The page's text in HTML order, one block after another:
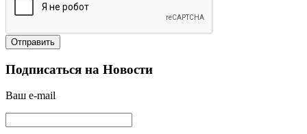
Подписаться на Новости
Ваш e-mail